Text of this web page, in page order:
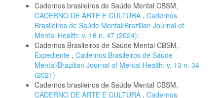
Cadernos brasileiros de Saúde Mental CBSM,
CADERNO DE ARTE E CULTURA , Cadernos
Brasileiros de Saúde Mental/Brazilian Journal of
Mental Health: v. 16 n. 47 (2024): .
Cadernos Brasileiros de Saúde Mental CBSM,
Expediente , Cadernos Brasileiros de Saúde
Mental/Brazilian Journal of Mental Health: v. 13 n. 34
(2021)
Cadernos brasileiros de Saúde Mental CBSM,
CADERNO DE ARTE E CULTURA , Cadernos